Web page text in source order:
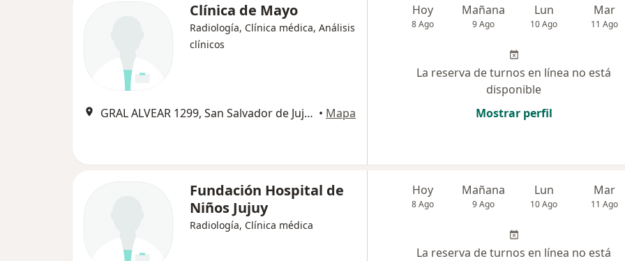
Clínica de Mayo
Radiología, Clínica médica, Análisis
clínicos
GRAL ALVEAR 1299, San Salvador de Jujuy • Mapa
Hoy
8 Ago
Mañana
9 Ago
Lun
10 Ago
Mar
11 Ago
La reserva de turnos en línea no está
disponible
Mostrar perfil
Fundación Hospital de
Niños Jujuy
Radiología, Clínica médica
Hoy
8 Ago
Mañana
9 Ago
Lun
10 Ago
Mar
11 Ago
La reserva de turnos en línea no está